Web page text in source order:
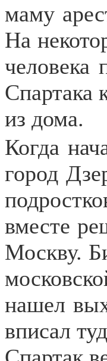
маму
На
человека
Спартака
из дома.
Когда
город
вместе
Москву.
нашел
вписал